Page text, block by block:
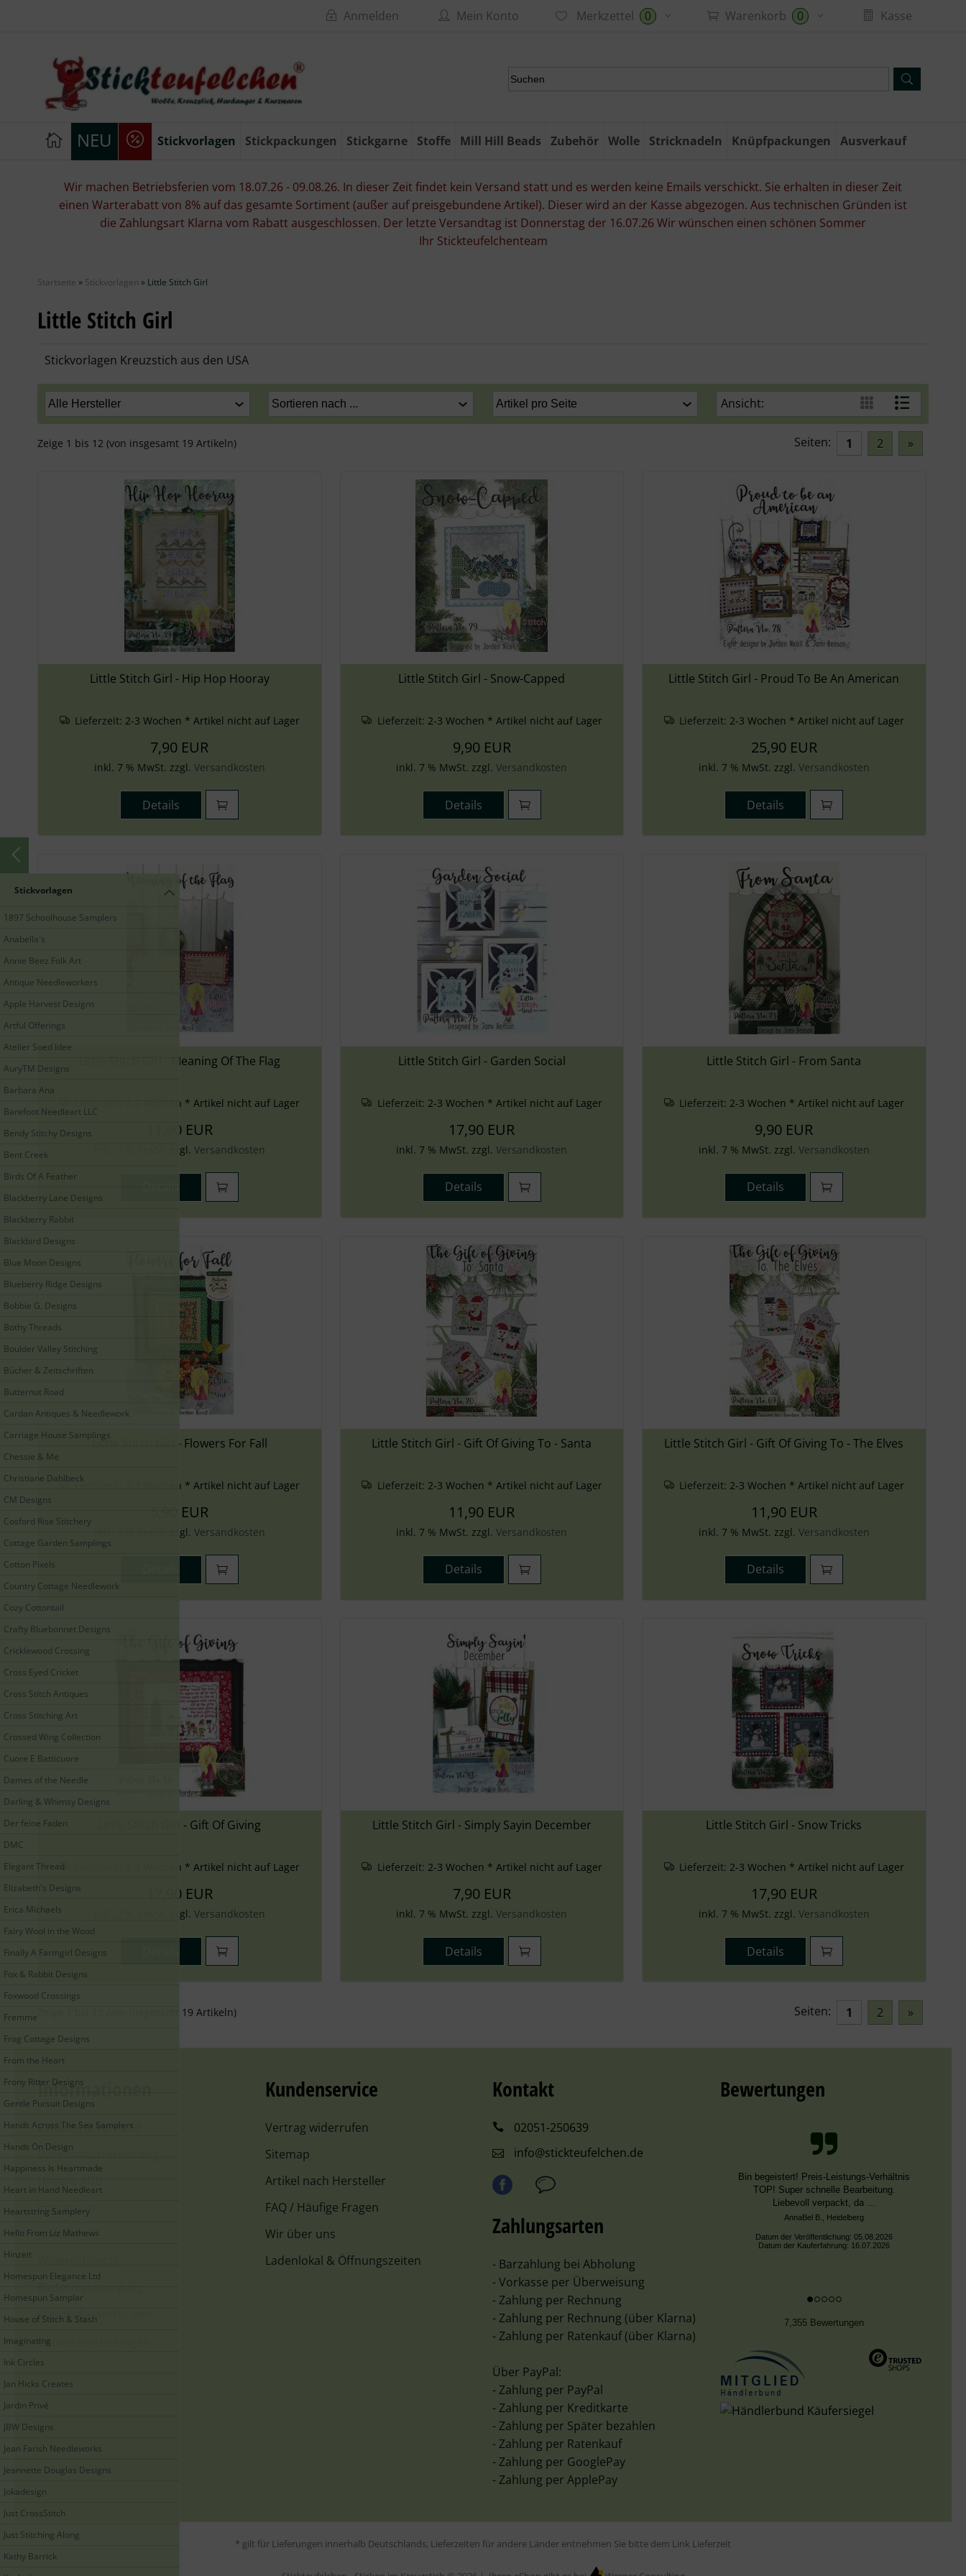
Anmelden Mein Konto Merkzettel 0 Warenkorb 0 Kasse
NEU Stickvorlagen Stickpackungen Stickgarne Stoffe Mill Hill Beads Zubehör Wolle Stricknadeln Knüpfpackungen Ausverkauf
Stickvorlagen
1897 Schoolhouse Samplers
Anabella's
Annie Beez Folk Art
Antique Needleworkers
Apple Harvest Designs
Artful Offerings
Atelier Soed Idee
AuryTM Designs
Barbara Ana
Barefoot Needleart LLC
Bendy Stitchy Designs
Bent Creek
Birds Of A Feather
Blackberry Lane Designs
Blackberry Rabbit
Blackbird Designs
Blue Moon Designs
Blueberry Ridge Designs
Bobbie G. Designs
Bothy Threads
Boulder Valley Stitching
Bücher & Zeitschriften
Butternut Road
Cardan Antiques & Needlework
Carriage House Samplings
Chessie & Me
Christiane Dahlbeck
CM Designs
Cosford Rise Stitchery
Cottage Garden Samplings
Cotton Pixels
Country Cottage Needlework
Cozy Cottontail
Crafty Bluebonnet Designs
Cricklewood Crossing
Cross Eyed Cricket
Cross Stitch Antiques
Cross Stitching Art
Crossed Wing Collection
Cuore E Batticuore
Dames of the Needle
Darling & Whimsy Designs
Der feine Faden
DMC
Elegant Thread
Elizabeth's Designs
Erica Michaels
Fairy Wool in the Wood
Finally A Farmgirl Designs
Fox & Rabbit Designs
Foxwood Crossings
Fremme
Frog Cottage Designs
From the Heart
Frony Ritter Designs
Gentle Pursuit Designs
Hands Across The Sea Samplers
Hands On Design
Happiness Is Heartmade
Heart in Hand Needleart
Heartstring Samplery
Hello From Liz Mathews
Hinzeit
Homespun Elegance Ltd
Homespun Samplar
House of Stitch & Stash
Imaginating
Ink Circles
Jan Hicks Creates
Jardin Privé
JBW Designs
Jean Farish Needleworks
Jeannette Douglas Designs
Jokadesign
Just CrossStitch
Just Stitching Along
Kathy Barrick
Wir machen Betriebsferien vom 18.07.26 - 09.08.26. In dieser Zeit findet kein Versand statt und es werden keine Emails verschickt. Sie erhalten in dieser Zeit
einen Warterabatt von 8% auf das gesamte Sortiment (außer auf preisgebundene Artikel). Dieser wird an der Kasse abgezogen. Aus technischen Gründen ist
die Zahlungsart Klarna vom Rabatt ausgeschlossen. Der letzte Versandtag ist Donnerstag der 16.07.26 Wir wünschen einen schönen Sommer
Ihr Stickteufelchenteam
Startseite » Stickvorlagen » Little Stitch Girl
Little Stitch Girl
Stickvorlagen Kreuzstich aus den USA
Ansicht:
Zeige 1 bis 12 (von insgesamt 19 Artikeln) Seiten: 1 2 »
Little Stitch Girl - Hip Hop Hooray
Lieferzeit: 2-3 Wochen * Artikel nicht auf Lager
7,90 EUR
inkl. 7 % MwSt. zzgl. Versandkosten
Details
Little Stitch Girl - Snow-Capped
Lieferzeit: 2-3 Wochen * Artikel nicht auf Lager
9,90 EUR
inkl. 7 % MwSt. zzgl.Versandkosten
Details
Little Stitch Girl - Proud To Be An American
Lieferzeit: 2-3 Wochen * Artikel nicht auf Lager
25,90 EUR
inkl. 7 % MwSt. zzgl. Versandkosten
Details
Little Stitch Girl - Meaning Of The Flag
2-3 Wochen * Artikel nicht auf Lager
11,90 EUR
inkl. 7 % MwSt. zzgl. Versandkosten
Little Stitch Girl - Garden Social
Lieferzeit: 2-3 Wochen * Artikel nicht auf Lager
17,90 EUR
inkl. 7 % MwSt. zzgl.Versandkosten
Details
Little Stitch Girl - From Santa
Lieferzeit: 2-3 Wochen * Artikel nicht auf Lager
9,90 EUR
inkl. 7 % MwSt. zzgl. Versandkosten
Details
Little Stitch Girl - Flowers For Fall
Lieferzeit: 2-3 Wochen * Artikel nicht auf Lager
5,90 EUR
inkl. 7 % MwSt. zzgl. Versandkosten
Little Stitch Girl - Gift Of Giving To - Santa
Lieferzeit: 2-3 Wochen * Artikel nicht auf Lager
11,90 EUR
inkl. 7 % MwSt. zzgl.Versandkosten
Details
Little Stitch Girl - Gift Of Giving To - The Elves
Lieferzeit: 2-3 Wochen * Artikel nicht auf Lager
11,90 EUR
inkl. 7 % MwSt. zzgl. Versandkosten
Details
Little Stitch Girl - Gift Of Giving
2-3 Wochen * Artikel nicht auf Lager
17,90 EUR
inkl. 7 % MwSt. zzgl. Versandkosten
Little Stitch Girl - Simply Sayin December
Lieferzeit: 2-3 Wochen * Artikel nicht auf Lager
7,90 EUR
inkl. 7 % MwSt. zzgl.Versandkosten
Details
Little Stitch Girl - Snow Tricks
Lieferzeit: 2-3 Wochen * Artikel nicht auf Lager
17,90 EUR
inkl. 7 % MwSt. zzgl. Versandkosten
Details
19 Artikeln) Seiten: 1 2 »
Informationen
Zahlung & Versand
Datenschutzerklärung
Impressum
Kontakt
Kundenbewertungen
Cookie Einstellungen
Kundenservice
Vertrag widerrufen
Sitemap
Artikel nach Hersteller
FAQ / Häufige Fragen
Wir über uns
Ladenlokal & Öffnungszeiten
Kontakt
02051-250639
info@stickteufelchen.de
Zahlungsarten
- Barzahlung bei Abholung
- Vorkasse per Überweisung
- Zahlung per Rechnung
- Zahlung per Rechnung (über Klarna)
- Zahlung per Ratenkauf (über Klarna)
Über PayPal:
- Zahlung per PayPal
- Zahlung per Kreditkarte
- Zahlung per Später bezahlen
- Zahlung per Ratenkauf
- Zahlung per GooglePay
- Zahlung per ApplePay
Bewertungen
Schnelle Bearbeitung, nur leider falsche
Farben, die aber dieselben DMC Nummern
trugen.
Datum der Veröffentlichung: 02.08.2026
Datum der Kauferfahrung: 13.07.2026
7,355 Bewertungen
* gilt für Lieferungen innerhalb Deutschlands, Lieferzeiten für andere Länder entnehmen Sie bitte dem Link Lieferzeit